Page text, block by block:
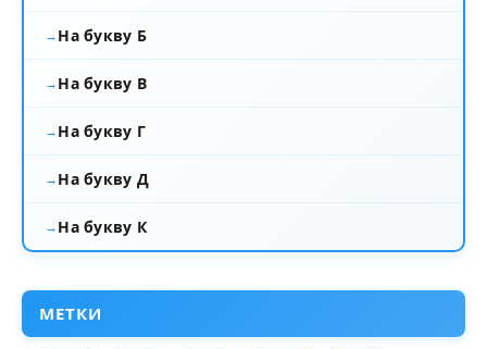
На букву Б
На букву В
На букву Г
На букву Д
На букву К
МЕТКИ